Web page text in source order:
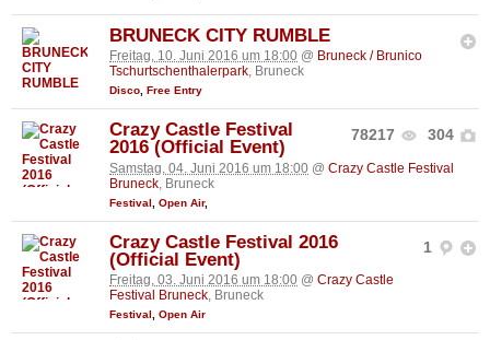
BRUNECK CITY RUMBLE
Freitag, 10. Juni 2016 um 18:00 @ Bruneck / Brunico
Tschurtschenthalerpark, Bruneck
Disco, Free Entry
78217 304
Crazy Castle Festival
2016 (Official Event)
Samstag, 04. Juni 2016 um 18:00 @ Crazy Castle Festival
Bruneck , Bruneck
Festival Open Air,
1
Crazy Castle Festival 2016
(Official Event)
Freitag, 03. Juni 2016 um 18:00 @ Crazy Castle
Festival Bruneck, Bruneck
Festival Open Air